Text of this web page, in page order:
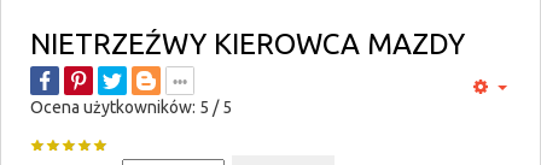
NIETRZEŹWY KIEROWCA MAZDY
Ocena użytkowników: 5 /5